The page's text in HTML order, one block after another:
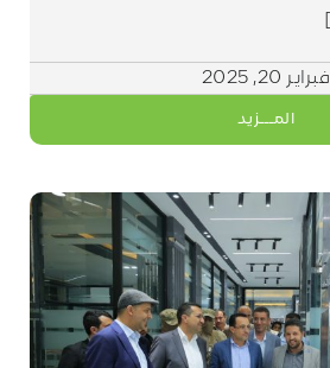
فبراير 20, 2025
المـــزيد